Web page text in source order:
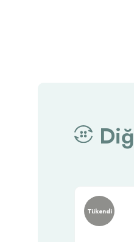
Tükendi